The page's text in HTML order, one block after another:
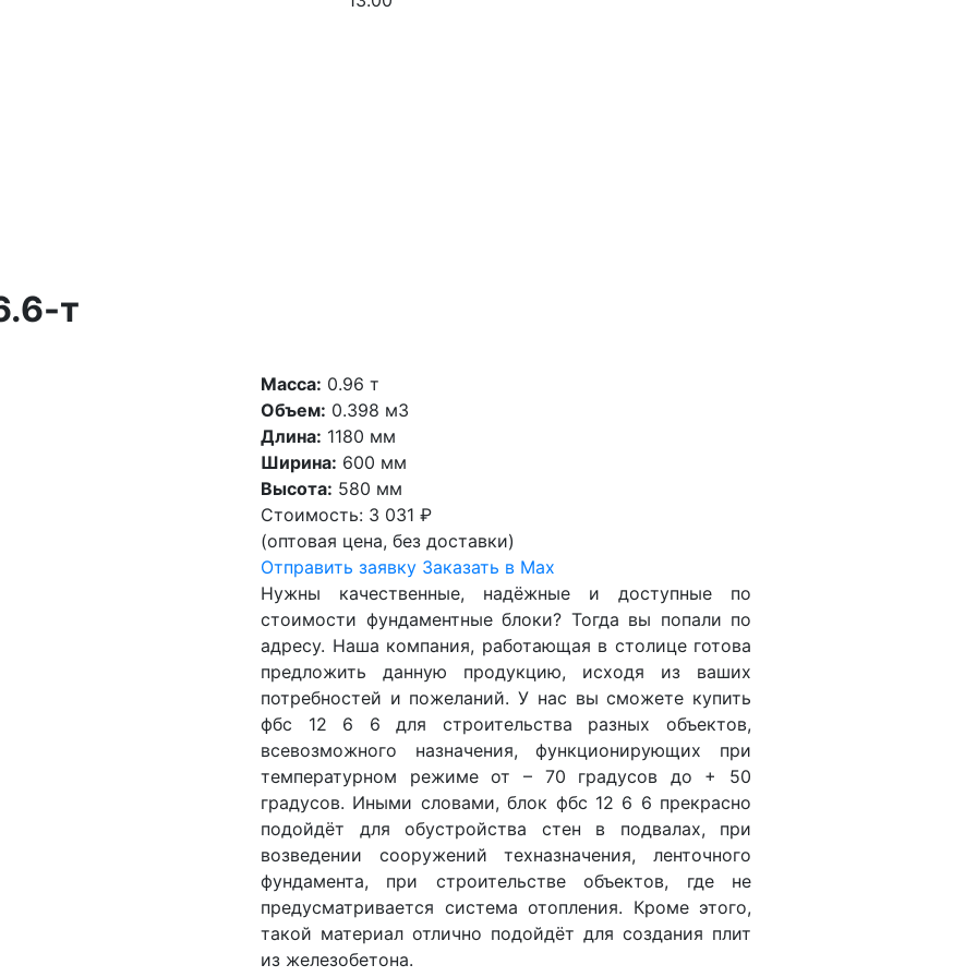
т
Масса: 0.96 т
Объем: 0.398 м3
Длина: 1180 мм
Ширина: 600 мм
Высота: 580 мм
Стоимость: 3 031 ₽
(оптовая цена, без доставки)
Отправить заявку Заказать в Max
Нужны качественные, надёжные и доступные по
стоимости фундаментные блоки? Тогда вы попали по
адресу. Наша компания, работающая в столице готова
предложить данную продукцию, исходя из ваших
потребностей и пожеланий. У нас вы сможете купить
фбс 12 6 6 для строительства разных объектов,
всевозможного назначения, функционирующих при
температурном режиме от – 70 градусов до + 50
градусов. Иными словами, блок фбс 12 6 6 прекрасно
подойдёт для обустройства стен в подвалах, при
возведении сооружений техназначения, ленточного
фундамента, при строительстве объектов, где не
предусматривается система отопления. Кроме этого,
такой материал отлично подойдёт для создания плит
из железобетона.